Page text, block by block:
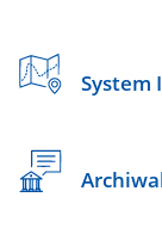
System